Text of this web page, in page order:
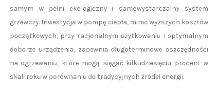
samym w pełni ekologiczny i samowystarczalny system
grzewczy. Inwestycja w pompę ciepła, mimo wyższych kosztów
początkowych, przy racjonalnym użytkowaniu i optymalnym
doborze urządzenia, zapewnia długoterminowe oszczędności
na ogrzewaniu, które mogą sięgać kilkudziesięciu procent w
skali roku w porównaniu do tradycyjnych źródeł energii.